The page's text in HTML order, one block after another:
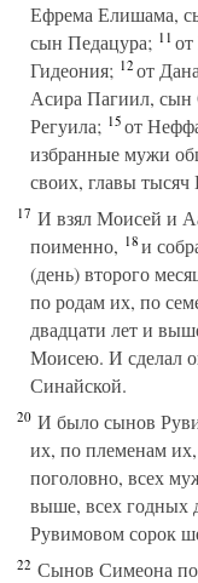
Ефрема Елишама,
сын Педацура; 11от
Гидеония; 12от
Асира Пагиил, сын
Регуила; 15от
избранные мужи
своих, главы
17 И взял Моисей и
поименно, 18и
(день) второго
по родам их, по
двадцати лет и
Моисею. И сделал
Синайской.
20 И было сынов
их, по племенам
поголовно, всех
выше, всех годных
Рувимовом сорок
22 Сынов Симеона